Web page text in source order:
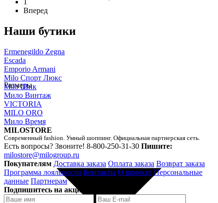
Размеры
Вперед
Наши бутики
Ermenegildo Zegna
Escada
Emporio Armani
Milo Спорт Люкс
Milo Шик
Мило Винтаж
VICTORIA
MILO ORO
Мило Время
MILOSTORE
Современный fashion. Умный шоппинг. Официальная партнерская сеть.
Есть вопросы? Звоните! 8-800-250-31-30 Пишите:
milostore@milogroup.ru
Покупателям Доставка заказа Оплата заказа Возврат заказа
Программа лояльности Контакты О проекте Персональные
данные Партнерам
Подпишитесь на акции Milostore